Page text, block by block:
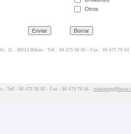
Otros
11 - 48014 Bilbao - Telf.: 94 475 56 00 - Fax.: 94 475 79 04
- Telf.: 94 475 56 00 - Fax.: 94 475 79 04 -